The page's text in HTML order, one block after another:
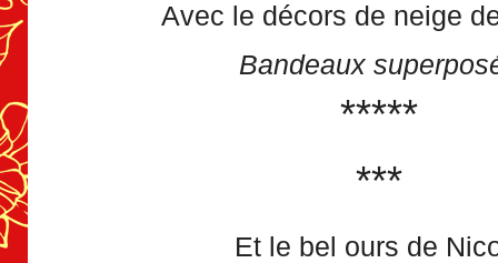
Avec le décors de neige
Bandeaux
*****
***
Et le bel ours de